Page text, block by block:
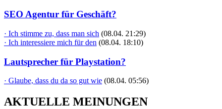
SEO Agentur für Geschäft?
· Ich stimme zu, dass man sich (08.04. 21:29)
· Ich interessiere mich für den (08.04. 18:10)
Lautsprecher für Playstation?
· Glaube, dass du da so gut wie (08.04. 05:56)
AKTUELLE MEINUNGEN